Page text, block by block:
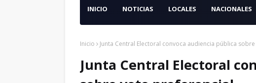
INICIO NOTICIAS LOCALES NACIONALES
Inicio Junta Central Electoral convoca audiencia pública
Junta Central Electoral